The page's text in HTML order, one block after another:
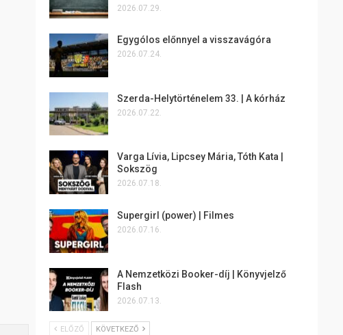
2026.07.29.
Egygólos előnnyel a visszavágóra
2026.07.24.
Szerda-Helytörténelem 33. | A kórház
2026.07.22.
Varga Lívia, Lipcsey Mária, Tóth Kata |
Sokszög
2026.07.18.
Supergirl (power) | Filmes
2026.07.16.
A Nemzetközi Booker-díj | Könyvjelző
Flash
2026.07.13.
ELŐZŐ KÖVETKEZŐ